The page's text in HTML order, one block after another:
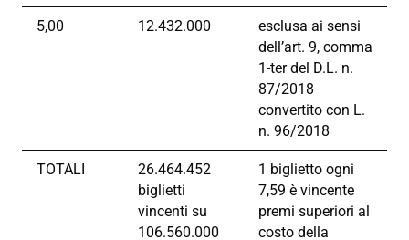
5,00 12.432.000
esclusa ai sensi
dell’art. 9, comma
1-ter del D.L. n.
87/2018
convertito con L.
n. 96/2018
TOTALI
26.464.452
biglietti
vincenti su
106.560.000
1 biglietto ogni
7,59 è vincente
premi superiori al
costo della